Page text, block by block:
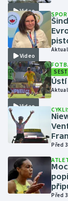
Lezení
Lyže a
Moderní
Motorsport
Olympijské hry
Parasport
Plavání
Plážový
Video
Video
Video
Před
Před